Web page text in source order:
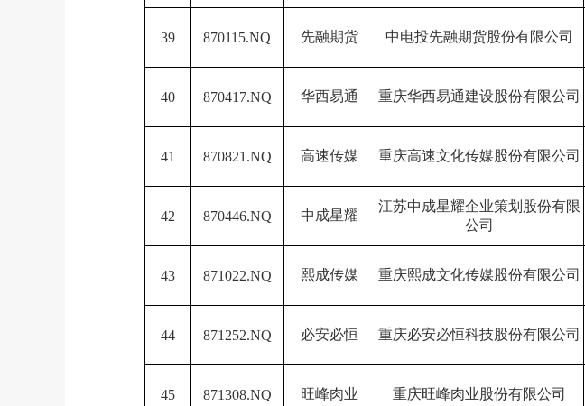
39 870115.NQ 先融期货 中电投先融期货股份有限公司
40 870417.NQ 华西易通 重庆华西易通建设股份有限公司
41 870821.NQ 高速传媒 重庆高速文化传媒股份有限公司
42 870446.NQ 中成星耀
江苏中成星耀企业策划股份有限
公司
43 871022.NQ 熙成传媒 重庆熙成文化传媒股份有限公司
44 871252.NQ 必安必恒 重庆必安必恒科技股份有限公司
45 871308.NQ 旺峰肉业 重庆旺峰肉业股份有限公司